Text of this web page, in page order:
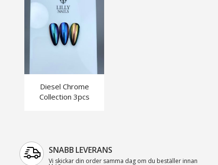
Diesel Chrome
Collection 3pcs
SNABB LEVERANS
Vi skickar din order samma dag om du beställer innan